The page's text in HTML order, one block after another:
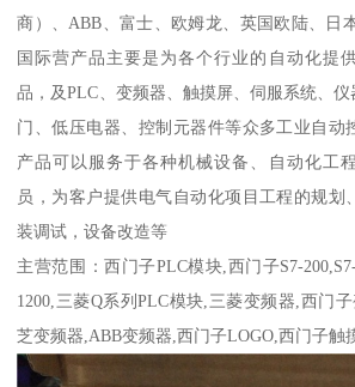
商）、ABB、富士、欧姆龙、英国欧陆、日
国际营产品主要是为各个行业的自动化提
品，及PLC、变频器、触摸屏、伺服系统、
门、低压电器、控制元器件等众多工业自动
产品可以服务于各种机械设备、自动化工
员，为客户提供电气自动化项目工程的规划
装调试，设备改造等
主营范围：西门子PLC模块,西门子S7-
1200,三菱Q系列PLC模块,三菱变频器,西门
芝变频器,ABB变频器,西门子LOGO,西门子触